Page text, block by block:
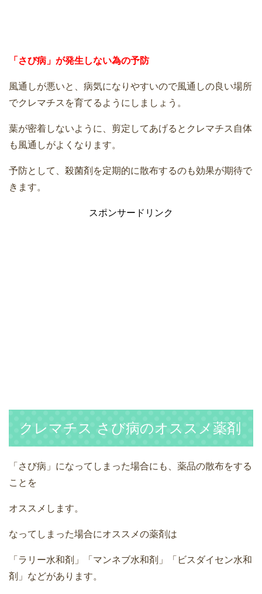
「さび病」が発生しない為の予防
風通しが悪いと、病気になりやすいので風通しの良い場所
でクレマチスを育てるようにしましょう。
葉が密着しないように、剪定してあげるとクレマチス自体
も風通しがよくなります。
予防として、殺菌剤を定期的に散布するのも効果が期待で
きます。
スポンサードリンク
クレマチス さび病のオススメ薬剤
「さび病」になってしまった場合にも、薬品の散布をする
ことを
オススメします。
なってしまった場合にオススメの薬剤は
「ラリー水和剤」「マンネブ水和剤」「ビスダイセン水和
剤」などがあります。